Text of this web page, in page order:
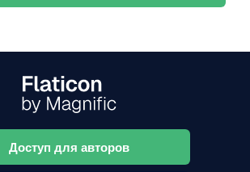
Доступ для авторов